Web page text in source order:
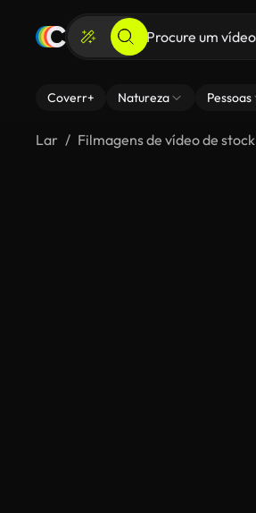
Coverr+ Natureza Pessoas
Lar Filmagens de vídeo de stock